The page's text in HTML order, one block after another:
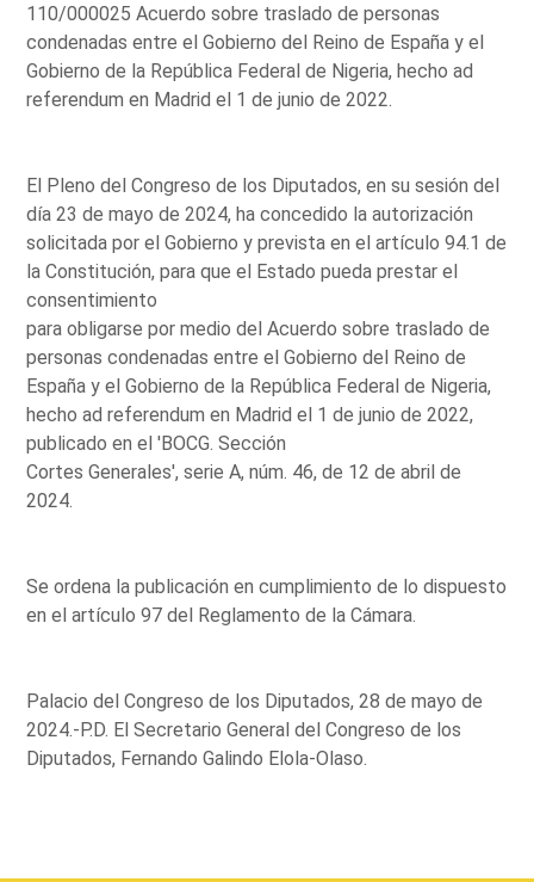
110/000025 Acuerdo sobre traslado de personas
condenadas entre el Gobierno del Reino de España y el
Gobierno de la República Federal de Nigeria, hecho ad
referendum en Madrid el 1 de junio de 2022.
El Pleno del Congreso de los Diputados, en su sesión del
día 23 de mayo de 2024, ha concedido la autorización
solicitada por el Gobierno y prevista en el artículo 94.1 de
la Constitución, para que el Estado pueda prestar el
consentimiento
para obligarse por medio del Acuerdo sobre traslado de
personas condenadas entre el Gobierno del Reino de
España y el Gobierno de la República Federal de Nigeria,
hecho ad referendum en Madrid el 1 de junio de 2022,
publicado en el 'BOCG. Sección
Cortes Generales', serie A, núm. 46, de 12 de abril de
2024.
Se ordena la publicación en cumplimiento de lo dispuesto
en el artículo 97 del Reglamento de la Cámara.
Palacio del Congreso de los Diputados, 28 de mayo de
2024.-P.D. El Secretario General del Congreso de los
Diputados, Fernando Galindo Elola-Olaso.